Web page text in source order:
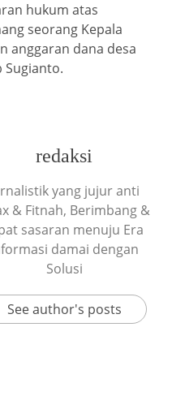
hukum atas
seorang Kepala
anggaran dana desa
Sugianto.
redaksi
yang jujur anti
& Fitnah, Berimbang &
sasaran menuju Era
damai dengan
Solusi
See author's posts